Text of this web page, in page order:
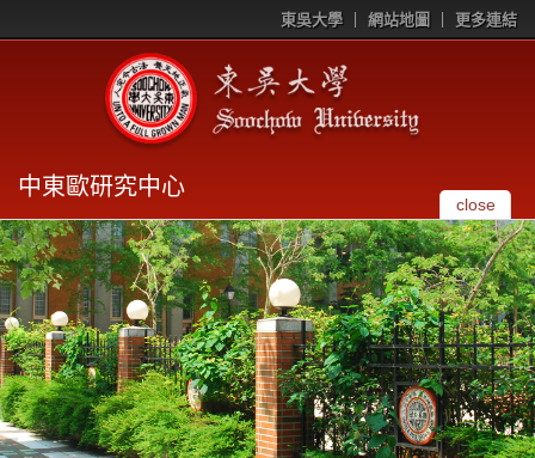
東吳大學 網站地圖 更多連結
中東歐研究中心
close